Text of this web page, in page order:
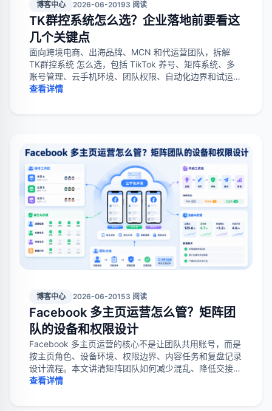
博客中心 2026-06-20193 阅读
TK群控系统怎么选？企业落地前要看这
几个关键点
面向跨境电商、出海品牌、MCN 和代运营团队，拆解
TK群控系统 怎么选，包括 TikTok 养号、矩阵系统、多
账号管理、云手机环境、团队权限、自动化边界和试运行
指标。
查看详情
博客中心 2026-06-20153 阅读
Facebook 多主页运营怎么管？矩阵团
队的设备和权限设计
Facebook 多主页运营的核心不是让团队共用账号，而是
按主页角色、设备环境、权限边界、内容任务和复盘记录
设计流程。本文讲清矩阵团队如何减少混乱、降低交接成
本，并判断是否已经管对。
查看详情